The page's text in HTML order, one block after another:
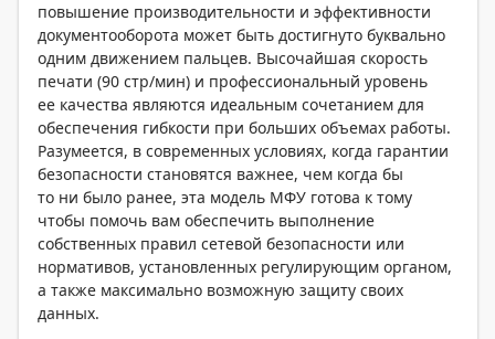
повышение производительности и эффективности
документооборота может быть достигнуто буквально
одним движением пальцев. Высочайшая скорость
печати (90 стр/мин) и профессиональный уровень
ее качества являются идеальным сочетанием для
обеспечения гибкости при больших объемах работы.
Разумеется, в современных условиях, когда гарантии
безопасности становятся важнее, чем когда бы
то ни было ранее, эта модель МФУ готова к тому
чтобы помочь вам обеспечить выполнение
собственных правил сетевой безопасности или
нормативов, установленных регулирующим органом,
а также максимально возможную защиту своих
данных.